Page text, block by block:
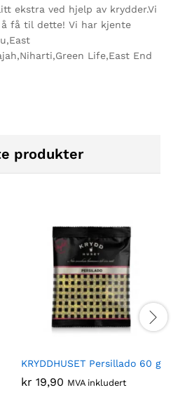
ekstra ved hjelp av krydder.Vi
få til dette! Vi har kjente
Life,East End
produkter
KRYDDHUSET Persillado 60 g
kr 19,90 MVA inkludert